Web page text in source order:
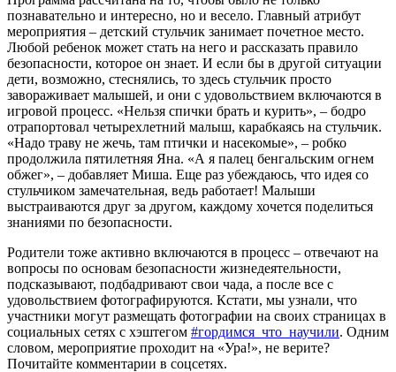
познавательно и интересно, но и весело. Главный атрибут
мероприятия – детский стульчик занимает почетное место.
Любой ребенок может стать на него и рассказать правило
безопасности, которое он знает. И если бы в другой ситуации
дети, возможно, стеснялись, то здесь стульчик просто
завораживает малышей, и они с удовольствием включаются в
игровой процесс. «Нельзя спички брать и курить», – бодро
отрапортовал четырехлетний малыш, карабкаясь на стульчик.
«Надо траву не жечь, там птички и насекомые», – робко
продолжила пятилетняя Яна. «А я палец бенгальским огнем
обжег», – добавляет Миша. Еще раз убеждаюсь, что идея со
стульчиком замечательная, ведь работает! Малыши
выстраиваются друг за другом, каждому хочется поделиться
знаниями по безопасности.
Родители тоже активно включаются в процесс – отвечают на
вопросы по основам безопасности жизнедеятельности,
подсказывают, подбадривают свои чада, а после все с
удовольствием фотографируются. Кстати, мы узнали, что
участники могут размещать фотографии на своих страницах в
социальных сетях с хэштегом #гордимся_что_научили. Одним
словом, мероприятие проходит на «Ура!», не верите?
Почитайте комментарии в соцсетях.